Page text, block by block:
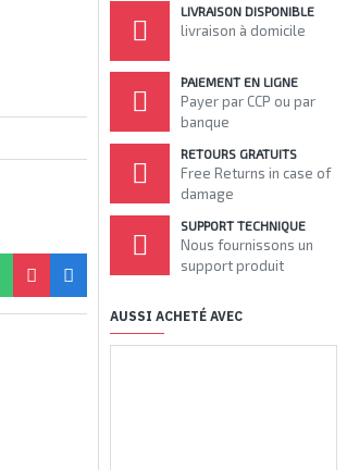
LIVRAISON DISPONIBLE
livraison à domicile
PAIEMENT EN LIGNE
Payer par CCP ou par
banque
RETOURS GRATUITS
Free Returns in case of
damage
SUPPORT TECHNIQUE
Nous fournissons un
support produit
AUSSI ACHETÉ AVEC